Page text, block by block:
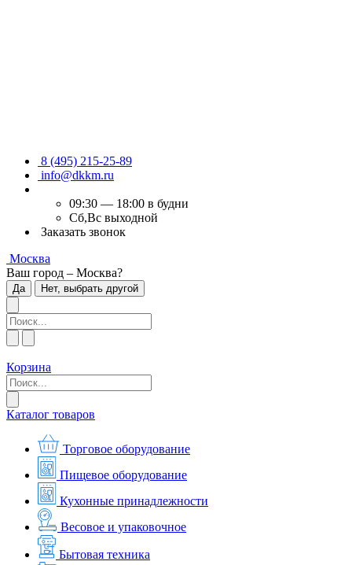
8 (495) 215-25-89
info@dkkm.ru
09:30 — 18:00 в будни
Сб,Вс выходной
Заказать звонок
Москва
Ваш город – Москва?
Да Нет, выбрать другой
Корзина
Каталог товаров
Торговое оборудование
Пищевое оборудование
Кухонные принадлежности
Весовое и упаковочное
Бытовая техника